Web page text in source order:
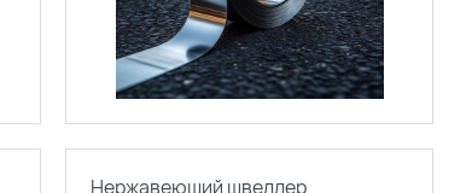
Нержавеющий швеллер